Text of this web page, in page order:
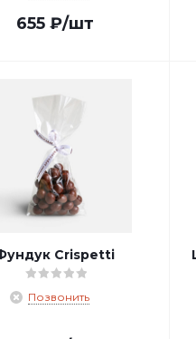
655₽/шт
Crispetti
Позвонить